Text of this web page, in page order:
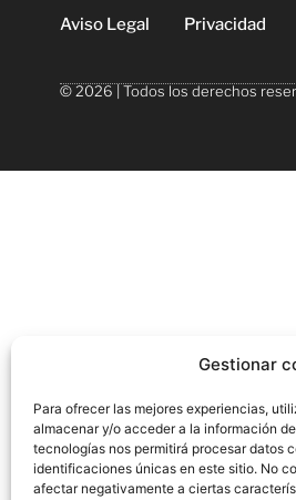
Gestionar
Para ofrecer las mejores experiencias,
almacenar y/o acceder a la información
tecnologías nos permitirá procesar datos
identificaciones únicas en este sitio. No
afectar negativamente a ciertas
Aviso Legal Privacidad
© 2026 | Todos los derechos